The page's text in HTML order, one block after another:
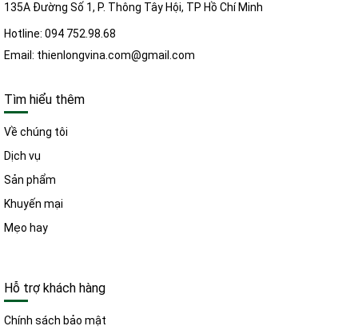
135A Đường Số 1, P. Thông Tây Hội, TP Hồ Chí Minh
Hotline: 094 752.98.68
Email: thienlongvina.com@gmail.com
Tìm hiểu thêm
Về chúng tôi
Dịch vụ
Sản phẩm
Khuyến mại
Mẹo hay
Hỗ trợ khách hàng
Chính sách bảo mật